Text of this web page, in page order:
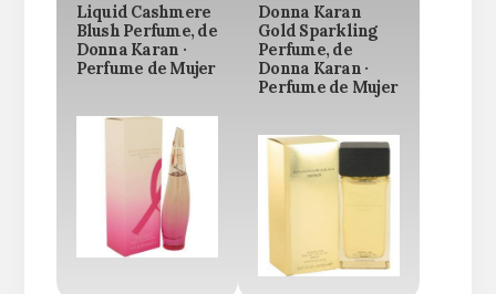
Liquid Cashmere
Blush Perfume, de
Donna Karan ·
Perfume de Mujer
Donna Karan
Gold Sparkling
Perfume, de
Donna Karan ·
Perfume de Mujer